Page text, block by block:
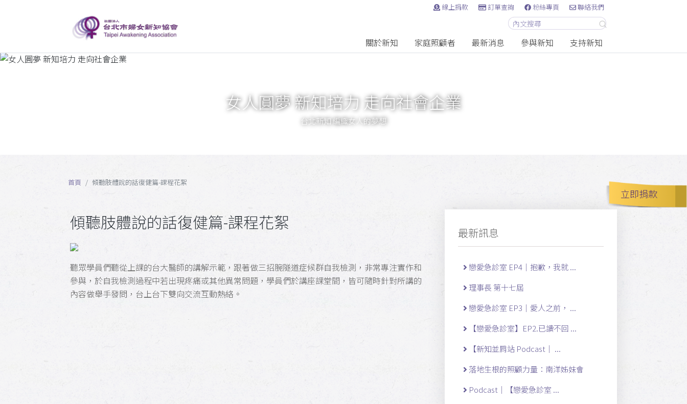
線上捐款 訂單查詢 粉絲專頁 聯絡我們
關於新知 家庭照顧者 最新消息 參與新知 支持新知
立即捐款
女人圓夢 新知培力 走向社會企業
台北新知 編織女人的夢想
首頁 傾聽肢體說的話復健篇-課程花絮
傾聽肢體說的話復健篇-課程花絮
聽眾學員們聽從上課的台大醫師的講解示範，跟著做三招腕隧道症候群自我檢測，非常專注實作和
參與，於自我檢測過程中若出現疼痛或其他異常問題，學員們於講座課堂間，皆可隨時針對所講的
內容做舉手發問，台上台下雙向交流互動熱絡。
最新訊息
戀愛急診室 EP4｜抱歉，我就 ...
理事長 第十七屆
戀愛急診室 EP3｜愛人之前， ...
【戀愛急診室】EP2.已讀不回 ...
【新知並肩站 Podcast｜ ...
落地生根的照顧力量：南洋姊妹會
Podcast｜【戀愛急診室 ...